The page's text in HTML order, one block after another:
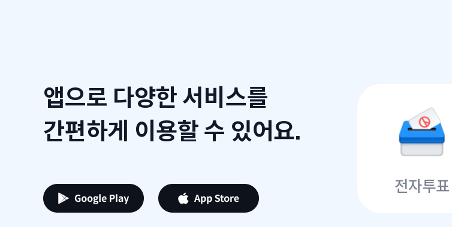
앱으로 다양한 서비스를
간편하게 이용할 수 있어요.
전자투표